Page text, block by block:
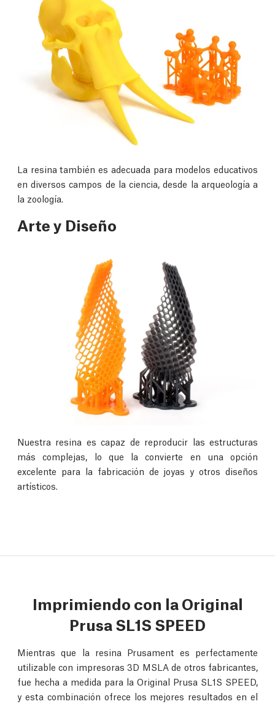
La resina también es adecuada para modelos educativos
en diversos campos de la ciencia, desde la arqueología a
la zoología.
Arte y Diseño
Nuestra resina es capaz de reproducir las estructuras
más complejas, lo que la convierte en una opción
excelente para la fabricación de joyas y otros diseños
artísticos.
Imprimiendo con la Original
Prusa SL1S SPEED
Mientras que la resina Prusament es perfectamente
utilizable con impresoras 3D MSLA de otros fabricantes,
fue hecha a medida para la Original Prusa SL1S SPEED,
y esta combinación ofrece los mejores resultados en el